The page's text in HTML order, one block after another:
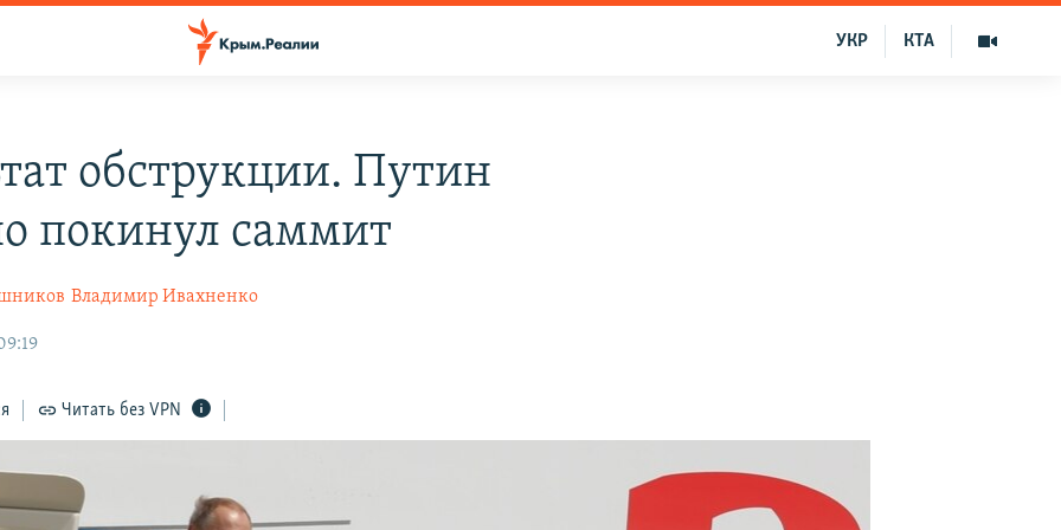
КТА
УКР
обструкции. Путин
покинул саммит
Владимир Ивахненко
Читать без VPN